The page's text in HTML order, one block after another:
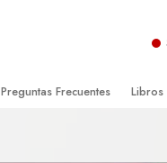
Preguntas Frecuentes Libros